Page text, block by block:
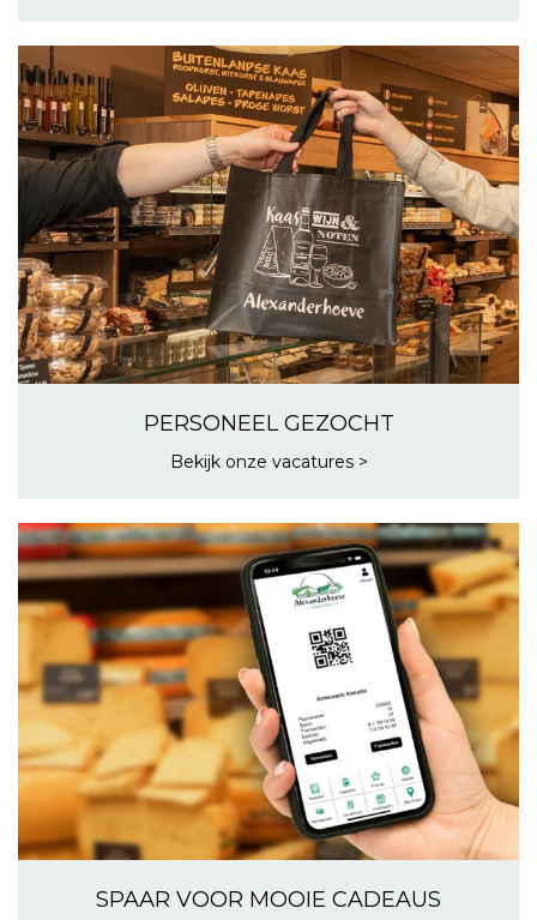
PERSONEEL GEZOCHT
Bekijk onze vacatures >
SPAAR VOOR MOOIE CADEAUS